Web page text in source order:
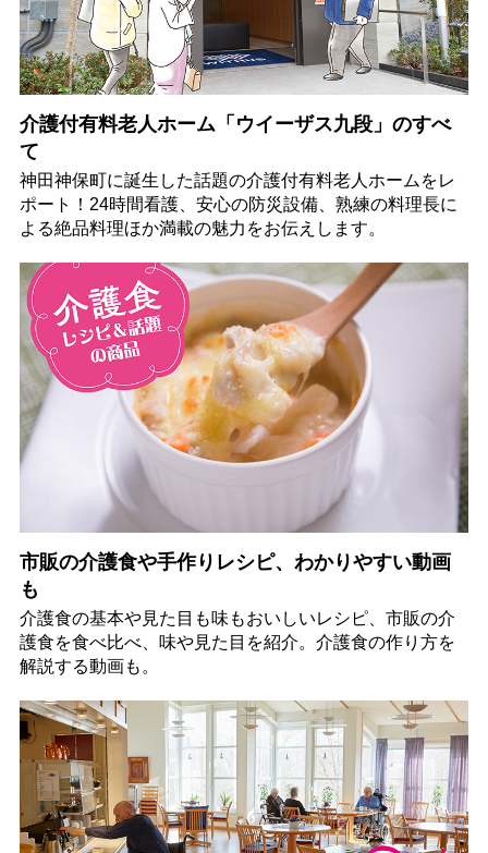
介護付有料老人ホーム「ウイーザス九段」のすべ
て
神田神保町に誕生した話題の介護付有料老人ホームをレ
ポート！24時間看護、安心の防災設備、熟練の料理長に
よる絶品料理ほか満載の魅力をお伝えします。
市販の介護食や手作りレシピ、わかりやすい動画
も
介護食の基本や見た目も味もおいしいレシピ、市販の介
護食を食べ比べ、味や見た目を紹介。介護食の作り方を
解説する動画も。